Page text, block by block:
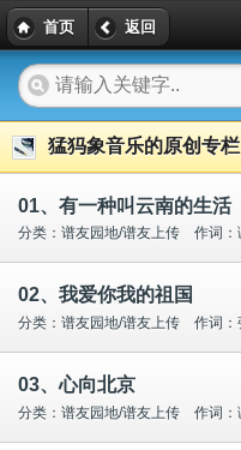
首页 返回
猛犸象音乐的原创专栏
01、有一种叫云南的生活
02、我爱你我的祖国
03、心向北京